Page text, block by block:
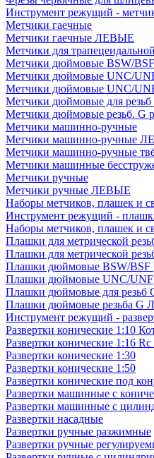
Инструмент режущий -
Метчики гаечные
Метчики гаечные ЛЕВЫЕ
Метчики для
Метчики дюймовые BSW/
Метчики дюймовые UNC/
Метчики дюймовые UNC/
Метчики дюймовые для
Метчики дюймовые резьб.
Метчики машинно-ручные
Метчики машинно-ручные
Метчики машинно-ручные
Метчики машинные
Метчики ручные
Метчики ручные ЛЕВЫЕ
Наборы метчиков, плашек и
Инструмент режущий -
Наборы метчиков, плашек и
Плашки для метрической
Плашки для метрической
Плашки дюймовые BSW/BSF
Плашки дюймовые UNC/UNF
Плашки дюймовые для резьб
Плашки дюймовые резьба G
Инструмент режущий -
Развертки конические 1:10
Развертки конические 1:16
Развертки конические 1:30
Развертки конические 1:50
Развертки конические под
Развертки машинные с
Развертки машинные с
Развертки насадные
Развертки ручные разжимные
Развертки ручные